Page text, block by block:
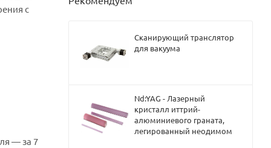
с
— за 7
Сканирующий транслятор
для вакуума
Nd:YAG - Лазерный
кристалл иттрий-
алюминиевого граната,
легированный неодимом